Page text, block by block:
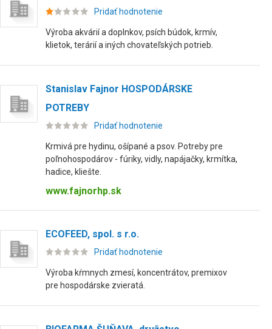
Pridať hodnotenie
Výroba akvárií a doplnkov, psích búdok, krmív,
klietok, terárií a iných chovateľských potrieb.
Stanislav Fajnor HOSPODÁRSKE
POTREBY
Pridať hodnotenie
Krmivá pre hydinu, ošípané a psov. Potreby pre
poľnohospodárov - fúriky, vidly, napájačky, krmítka,
hadice, kliešte.
www.fajnorhp.sk
ECOFEED, spol. s r.o.
Pridať hodnotenie
Výroba kŕmnych zmesí, koncentrátov, premixov
pre hospodárske zvieratá.